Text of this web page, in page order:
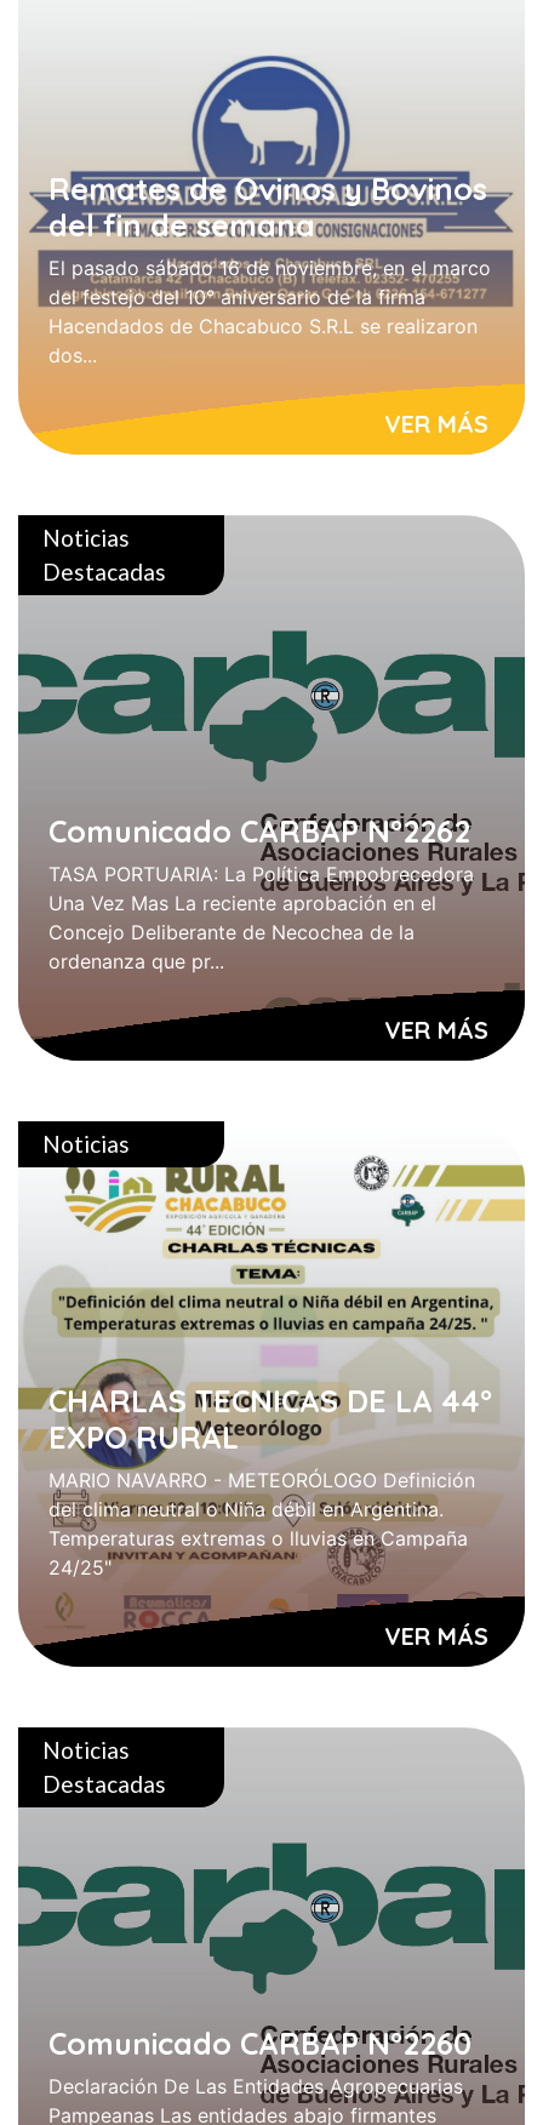
Remates de Ovinos y Bovinos
del fin de semana
El pasado sábado 16 de noviembre, en el marco
del festejo del 10° aniversario de la firma
Hacendados de Chacabuco S.R.L se realizaron
dos...
VER MÁS
Noticias
Destacadas
Comunicado CARBAP N°2262
TASA PORTUARIA: La Política Empobrecedora
Una Vez Mas La reciente aprobación en el
Concejo Deliberante de Necochea de la
ordenanza que pr...
VER MÁS
Noticias
CHARLAS TECNICAS DE LA 44°
EXPO RURAL
MARIO NAVARRO - METEORÓLOGO Definición
del clima neutral o Niña débil en Argentina.
Temperaturas extremas o lluvias en Campaña
24/25"
VER MÁS
Noticias
Destacadas
Comunicado CARBAP N°2260
Declaración De Las Entidades Agropecuarias
Pampeanas Las entidades abajo firmantes